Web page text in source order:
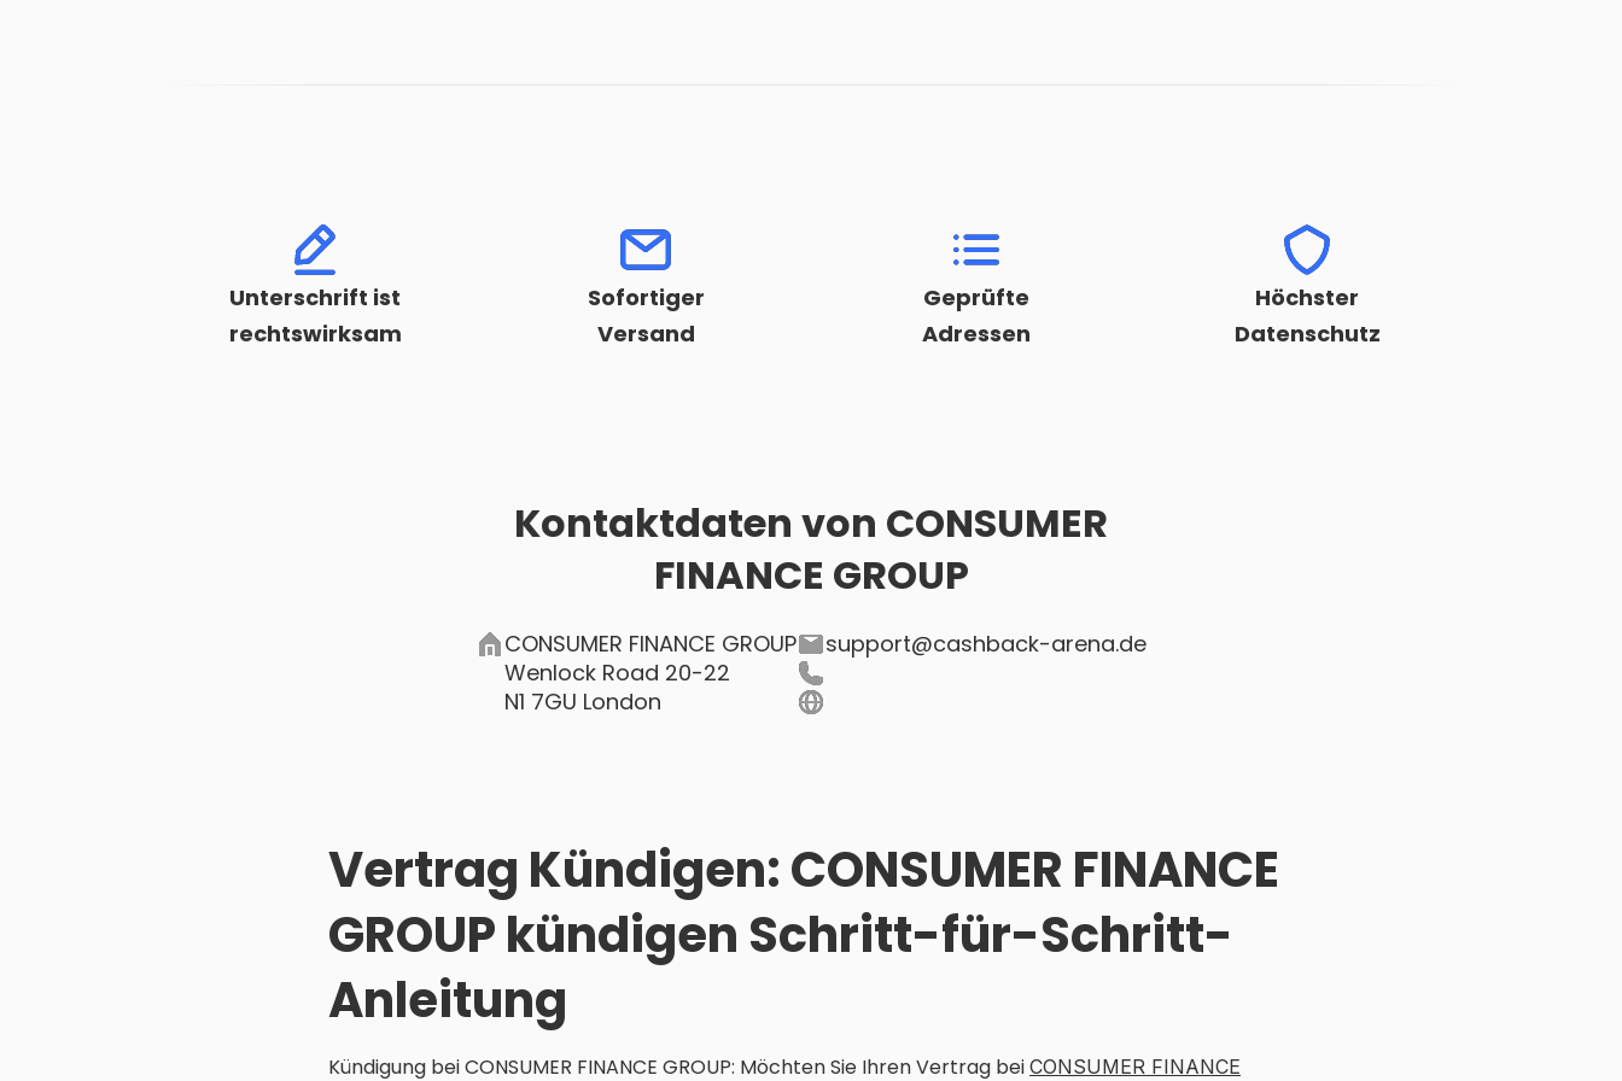
Unterschrift ist
rechtswirksam
Sofortiger
Versand
Geprüfte
Adressen
Höchster
Datenschutz
Kontaktdaten von CONSUMER
FINANCE GROUP
CONSUMER FINANCE GROUP
Wenlock Road 20-22
N1 7GU London
support@cashback-arena.de
Vertrag Kündigen: CONSUMER FINANCE
GROUP kündigen Schritt-für-Schritt-
Anleitung
Kündigung bei CONSUMER FINANCE GROUP: Möchten Sie Ihren Vertrag bei CONSUMER FINANCE